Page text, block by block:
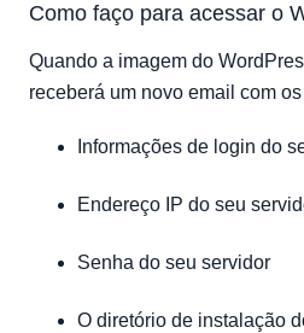
Como faço para acessar o
Quando a imagem do
receberá um novo email com
Informações de login do
Endereço IP do seu
Senha do seu servidor
O diretório de instalação